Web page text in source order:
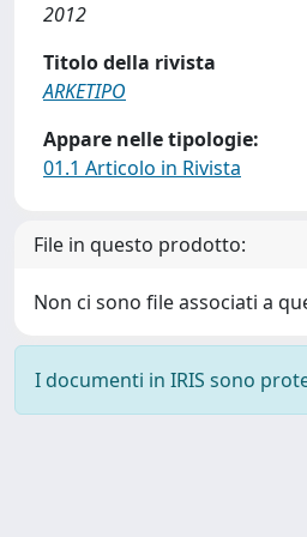
2012
Titolo della rivista
ARKETIPO
Appare nelle tipologie:
01.1 Articolo in Rivista
File in questo prodotto:
Non ci sono file associati a
I documenti in IRIS sono